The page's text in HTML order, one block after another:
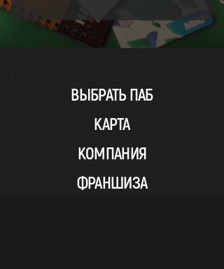
ВЫБРАТЬ ПАБ
КАРТА
КОМПАНИЯ
ФРАНШИЗА